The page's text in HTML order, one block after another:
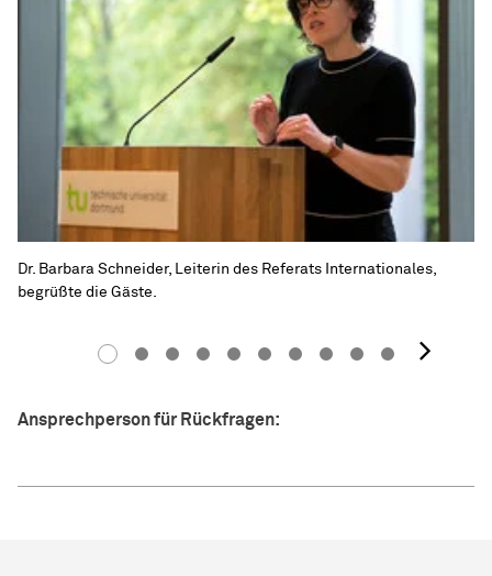
Dr. Barbara Schneider, Leiterin des Referats Internationales,
begrüßte die Gäste.
Ansprechperson für Rückfragen: